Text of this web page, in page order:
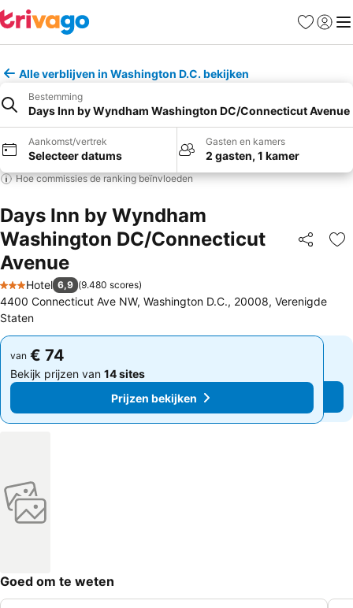
Favorieten
Alle verblijven in Washington D.C. bekijken
Bestemming
Days Inn by Wyndham Washington DC/Connecticut Avenue
Aankomst/vertrek
Selecteer datums
Gasten en kamers
2 gasten, 1 kamer
Hoe commissies de ranking beïnvloeden
Days Inn by Wyndham
Washington DC/Connecticut
Avenue
Delen
3 Sterren
Hotel 6,9 (9.480 scores)
4400 Connecticut Ave NW, Washington D.C., 20008, Verenigde
Staten
van € 74
Bekijk prijzen van 14 sites
Prijzen bekijken
van € 74
Bekijk prijzen van 14 sites
Prijzen bekijken
Goed om te weten